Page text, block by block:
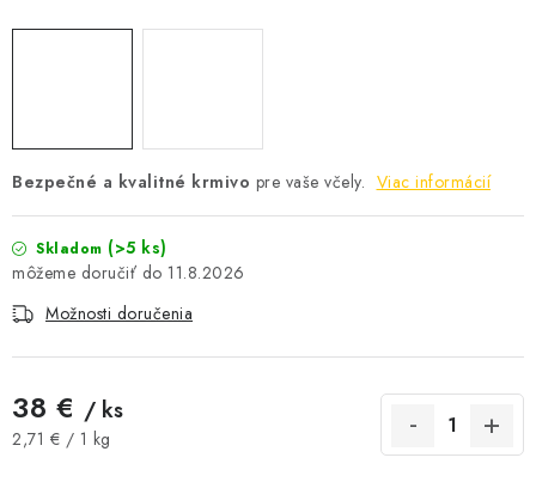
NOVINKY
ČOKOLÁDA
VÝŽIVOVÉ DOPLNKY
Kontakty
Doprava a platba
Najčastejšie otázky FAQ
Fotogaléria
Bezpečné a kvalitné krmivo pre vaše včely. Viac informácií
Skladom (>5 ks)
11.8.2026
Možnosti doručenia
38 € / ks
Jednotková cena:
2,71 € / 1 kg